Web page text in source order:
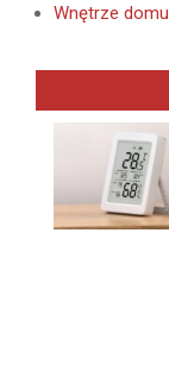
Wnętrze domu